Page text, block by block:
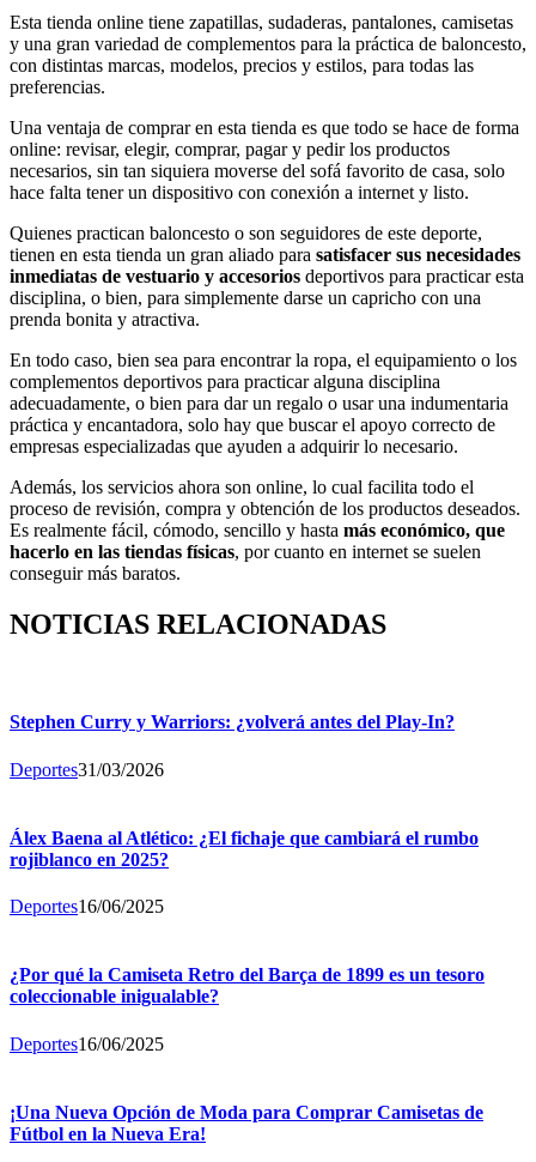
Esta tienda online tiene zapatillas, sudaderas, pantalones, camisetas
y una gran variedad de complementos para la práctica de baloncesto,
con distintas marcas, modelos, precios y estilos, para todas las
preferencias.
Una ventaja de comprar en esta tienda es que todo se hace de forma
online: revisar, elegir, comprar, pagar y pedir los productos
necesarios, sin tan siquiera moverse del sofá favorito de casa, solo
hace falta tener un dispositivo con conexión a internet y listo.
Quienes practican baloncesto o son seguidores de este deporte,
tienen en esta tienda un gran aliado para satisfacer sus necesidades
inmediatas de vestuario y accesorios deportivos para practicar esta
disciplina, o bien, para simplemente darse un capricho con una
prenda bonita y atractiva.
En todo caso, bien sea para encontrar la ropa, el equipamiento o los
complementos deportivos para practicar alguna disciplina
adecuadamente, o bien para dar un regalo o usar una indumentaria
práctica y encantadora, solo hay que buscar el apoyo correcto de
empresas especializadas que ayuden a adquirir lo necesario.
Además, los servicios ahora son online, lo cual facilita todo el
proceso de revisión, compra y obtención de los productos deseados.
Es realmente fácil, cómodo, sencillo y hasta más económico, que
hacerlo en las tiendas físicas, por cuanto en internet se suelen
conseguir más baratos.
NOTICIAS RELACIONADAS
Stephen Curry y Warriors: ¿volverá antes del Play-In?
Deportes31/03/2026
Álex Baena al Atlético: ¿El fichaje que cambiará el rumbo
rojiblanco en 2025?
Deportes16/06/2025
¿Por qué la Camiseta Retro del Barça de 1899 es un tesoro
coleccionable inigualable?
Deportes16/06/2025
¡Una Nueva Opción de Moda para Comprar Camisetas de
Fútbol en la Nueva Era!